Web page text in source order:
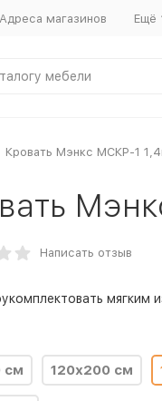
Адреса магазинов Ещё
Кровать Мэнкс МСКР-1
Написать отзыв
мягким
см 120х200 см